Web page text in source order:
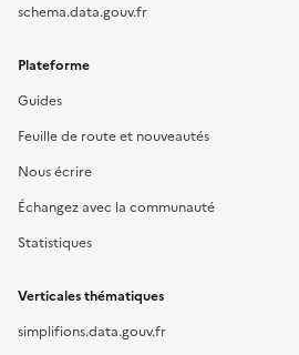
schema.data.gouv.fr
Plateforme
Guides
Feuille de route et nouveautés
Nous écrire
Échangez avec la communauté
Statistiques
Verticales thématiques
simplifions.data.gouv.fr